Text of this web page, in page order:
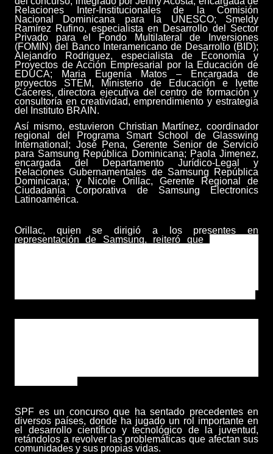
Relaciones Inter-Institucionales de la Comisión
Nacional Dominicana para la UNESCO; Smeldy
Ramírez Rufino, especialista en Desarrollo del Sector
Privado para el Fondo Multilateral de Inversiones
(FOMIN) del Banco Interamericano de Desarrollo (BID);
Alejandro Rodriguez, especialista de Economía y
Proyectos de Acción Empresarial por la Educación de
EDUCA;
Maria Eugenia Matos – Encargada de
proyectos STEM, Ministerio de Educación e Ivette
Cáceres, directora ejecutiva del centro de formación y
consultoría en creatividad, emprendimiento y estrategia
del Instituto BRAIN.
Así mismo, estuvieron Christian Martínez, coordinador
regional del Programa Smart School de Glasswing
International; José Pena, Gerente Senior de Servicio
para Samsung República Dominicana; Paola Jimenez,
encargada del Departamento Jurídico-Legal y
Relaciones Gubernamentales de Samsung República
Dominicana; y Nicole Orillac, Gerente Regional de
Ciudadanía Corporativa de Samsung Electronics
Latinoamérica.
Orillac, quien se dirigió a los presentes en
representación de Samsung, reiteró que
SPF es un concurso que ha sentado precedentes en
diversos países, donde ha jugado un rol importante en
el desarrollo científico y tecnológico de la juventud,
retándolos a revolver lasproblemáticas que afectan sus
comunidades y sus propias vidas.